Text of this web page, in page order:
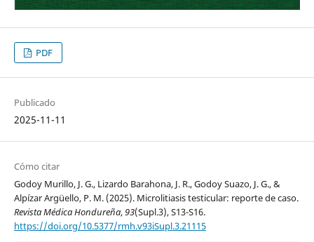
PDF
Publicado
2025-11-11
Cómo citar
Godoy Murillo, J. G., Lizardo Barahona, J. R., Godoy Suazo, J. G., &
Alpízar Argüello, P. M. (2025). Microlitiasis testicular: reporte de caso.
Revista Médica Hondureña,93(Supl.3), S13-S16.
https://doi.org/10.5377/rmh.v93iSupl.3.21115